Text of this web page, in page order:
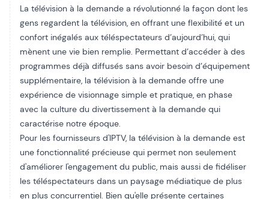
La télévision à la demande a révolutionné la façon dont les
gens regardent la télévision, en offrant une flexibilité et un
confort inégalés aux téléspectateurs d’aujourd’hui, qui
mènent une vie bien remplie. Permettant d’accéder à des
programmes déjà diffusés sans avoir besoin d’équipement
supplémentaire, la télévision à la demande offre une
expérience de visionnage simple et pratique, en phase
avec la culture du divertissement à la demande qui
caractérise notre époque.
Pour les fournisseurs d'IPTV, la télévision à la demande est
une fonctionnalité précieuse qui permet non seulement
d'améliorer l'engagement du public, mais aussi de fidéliser
les téléspectateurs dans un paysage médiatique de plus
en plus concurrentiel. Bien qu'elle présente certaines